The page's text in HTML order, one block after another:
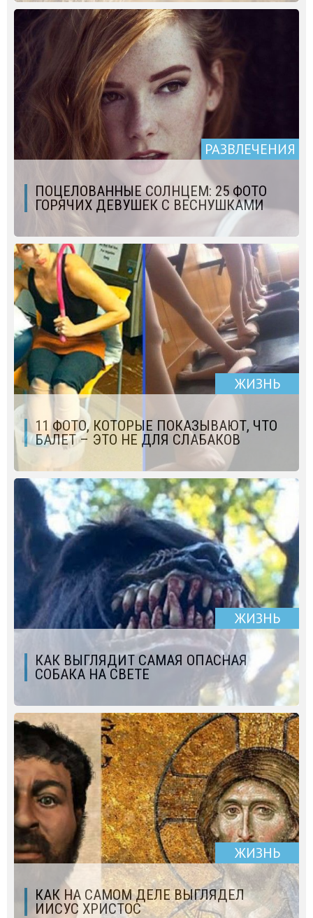
РАЗВЛЕЧЕНИЯ
ПОЦЕЛОВАННЫЕ СОЛНЦЕМ: 25 ФОТО
ГОРЯЧИХ ДЕВУШЕК С ВЕСНУШКАМИ
ЖИЗНЬ
11 ФОТО, КОТОРЫЕ ПОКАЗЫВАЮТ, ЧТО
БАЛЕТ – ЭТО НЕ ДЛЯ СЛАБАКОВ
ЖИЗНЬ
КАК ВЫГЛЯДИТ САМАЯ ОПАСНАЯ
СОБАКА НА СВЕТЕ
ЖИЗНЬ
КАК НА САМОМ ДЕЛЕ ВЫГЛЯДЕЛ
ИИСУС ХРИСТОС